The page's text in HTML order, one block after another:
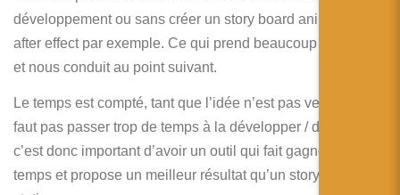
développement ou sans créer un story board animé avec
after effect par exemple. Ce qui prend beaucoup de temps
et nous conduit au point suivant.
Le temps est compté, tant que l’idée n’est pas vendue il ne
faut pas passer trop de temps à la développer / designer,
c’est donc important d’avoir un outil qui fait gagner du
temps et propose un meilleur résultat qu’un storyboard